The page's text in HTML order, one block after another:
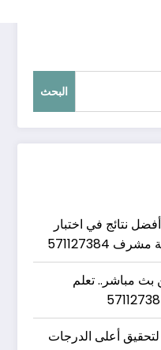
البحث
نتائج في اختبار
571127384
بث مباشر.. تعلم
أعلى الدرجات